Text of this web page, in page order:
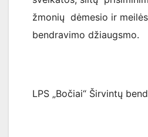
žmonių dėmesio ir
bendravimo džiaugsmo.
LPS „Bočiai“ Širvintų